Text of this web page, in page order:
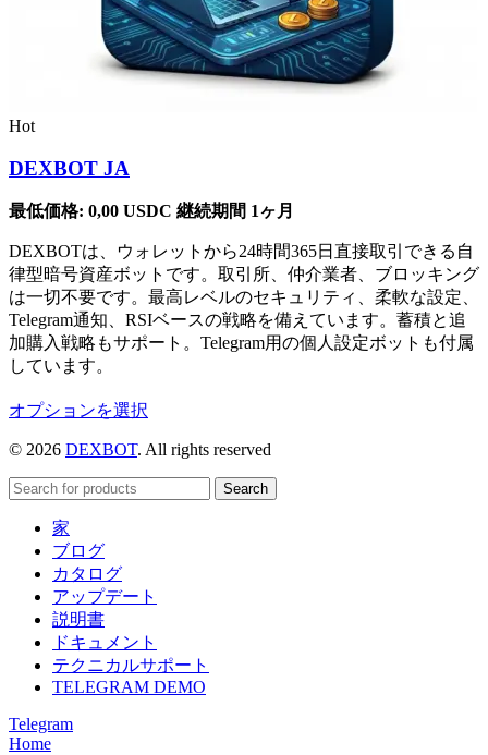
Hot
DEXBOT JA
最低価格: 0,00 USDC 継続期間 1ヶ月
DEXBOTは、ウォレットから24時間365日直接取引できる自
律型暗号資産ボットです。取引所、仲介業者、ブロッキング
は一切不要です。最高レベルのセキュリティ、柔軟な設定、
Telegram通知、RSIベースの戦略を備えています。蓄積と追
加購入戦略もサポート。Telegram用の個人設定ボットも付属
しています。
オプションを選択
商
品
に
の
リ
エ
ー
© 2026 DEXBOT. All rights reserved
Search
家
ブログ
カタログ
アップデート
説明書
ドキュメント
テクニカルサポート
TELEGRAM DEMO
Telegram
Home